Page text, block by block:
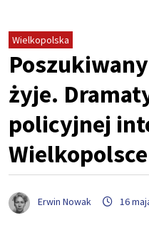
Wielkopolska
żyje.
policyjnej
Wielkopolsce
Erwin Nowak 16